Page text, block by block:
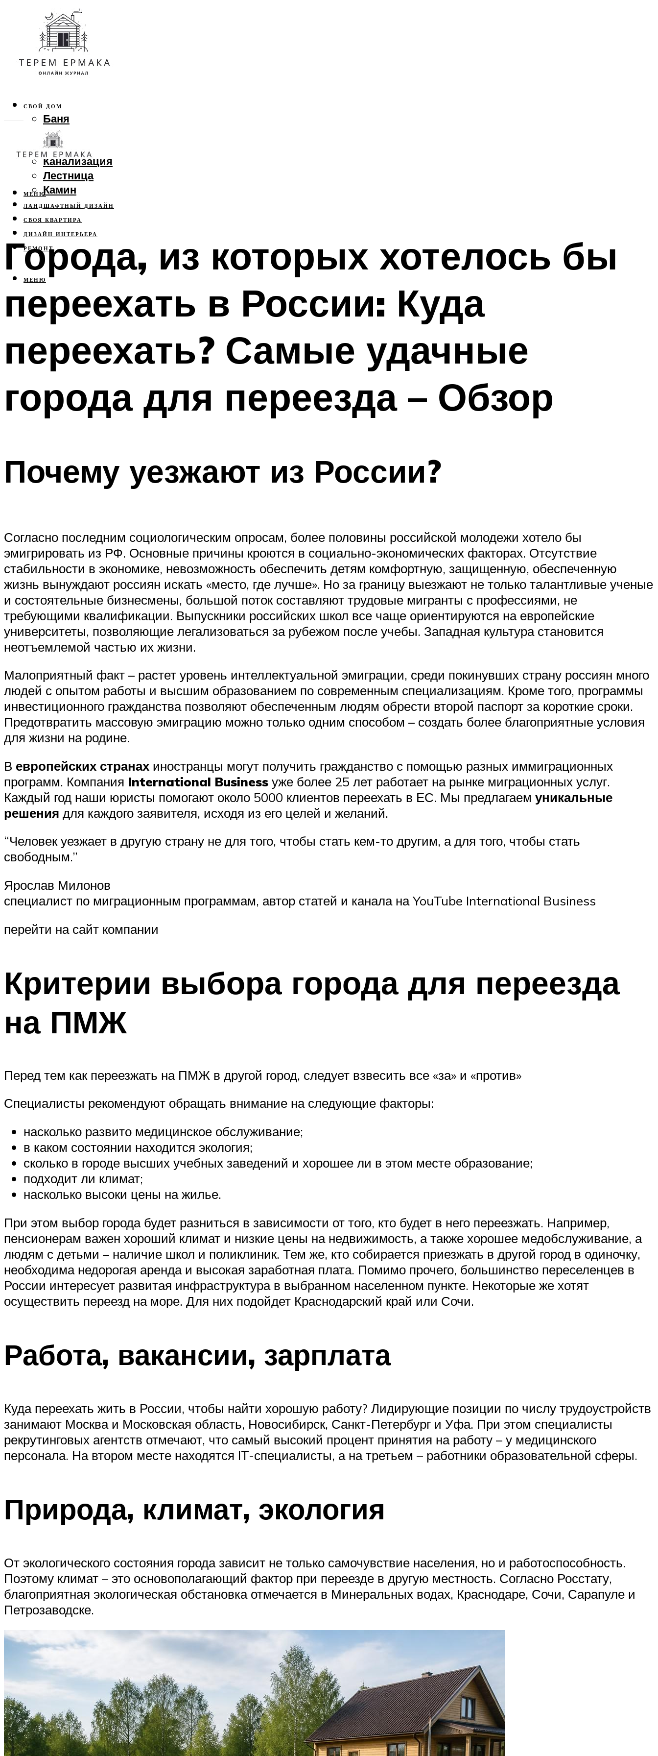
СВОЙ ДОМ
Баня
Веранда
Забор
Канализация
Лестница
Камин
ЛАНДШАФТНЫЙ ДИЗАЙН
СВОЯ КВАРТИРА
ДИЗАЙН ИНТЕРЬЕРА
РЕМОНТ
МЕНЮ
МЕНЮ
Города, из которых хотелось бы
переехать в России: Куда
переехать? Самые удачные
города для переезда – Обзор
Почему уезжают из России?
Согласно последним социологическим опросам, более половины российской молодежи хотело бы
эмигрировать из РФ. Основные причины кроются в социально-экономических факторах. Отсутствие
стабильности в экономике, невозможность обеспечить детям комфортную, защищенную, обеспеченную
жизнь вынуждают россиян искать «место, где лучше». Но за границу выезжают не только талантливые ученые
и состоятельные бизнесмены, большой поток составляют трудовые мигранты с профессиями, не
требующими квалификации. Выпускники российских школ все чаще ориентируются на европейские
университеты, позволяющие легализоваться за рубежом после учебы. Западная культура становится
неотъемлемой частью их жизни.
Малоприятный факт – растет уровень интеллектуальной эмиграции, среди покинувших страну россиян много
людей с опытом работы и высшим образованием по современным специализациям. Кроме того, программы
инвестиционного гражданства позволяют обеспеченным людям обрести второй паспорт за короткие сроки.
Предотвратить массовую эмиграцию можно только одним способом – создать более благоприятные условия
для жизни на родине.
В европейских странах иностранцы могут получить гражданство с помощью разных иммиграционных
программ. Компания International Business уже более 25 лет работает на рынке миграционных услуг.
Каждый год наши юристы помогают около 5000 клиентов переехать в ЕС. Мы предлагаем уникальные
решения для каждого заявителя, исходя из его целей и желаний.
“Человек уезжает в другую страну не для того, чтобы стать кем-то другим, а для того, чтобы стать
свободным.”
Ярослав Милонов
специалист по миграционным программам, автор статей и канала на YouTube International Business
перейти на сайт компании
Критерии выбора города для переезда
на ПМЖ
Перед тем как переезжать на ПМЖ в другой город, следует взвесить все «за» и «против»
Специалисты рекомендуют обращать внимание на следующие факторы:
насколько развито медицинское обслуживание;
в каком состоянии находится экология;
сколько в городе высших учебных заведений и хорошее ли в этом месте образование;
подходит ли климат;
насколько высоки цены на жилье.
При этом выбор города будет разниться в зависимости от того, кто будет в него переезжать. Например,
пенсионерам важен хороший климат и низкие цены на недвижимость, а также хорошее медобслуживание, а
людям с детьми – наличие школ и поликлиник. Тем же, кто собирается приезжать в другой город в одиночку,
необходима недорогая аренда и высокая заработная плата. Помимо прочего, большинство переселенцев в
России интересует развитая инфраструктура в выбранном населенном пункте. Некоторые же хотят
осуществить переезд на море. Для них подойдет Краснодарский край или Сочи.
Работа, вакансии, зарплата
Куда переехать жить в России, чтобы найти хорошую работу? Лидирующие позиции по числу трудоустройств
занимают Москва и Московская область, Новосибирск, Санкт-Петербург и Уфа. При этом специалисты
рекрутинговых агентств отмечают, что самый высокий процент принятия на работу – у медицинского
персонала. На втором месте находятся IT-специалисты, а на третьем – работники образовательной сферы.
Природа, климат, экология
От экологического состояния города зависит не только самочувствие населения, но и работоспособность.
Поэтому климат – это основополагающий фактор при переезде в другую местность. Согласно Росстату,
благоприятная экологическая обстановка отмечается в Минеральных водах, Краснодаре, Сочи, Сарапуле и
Петрозаводске.